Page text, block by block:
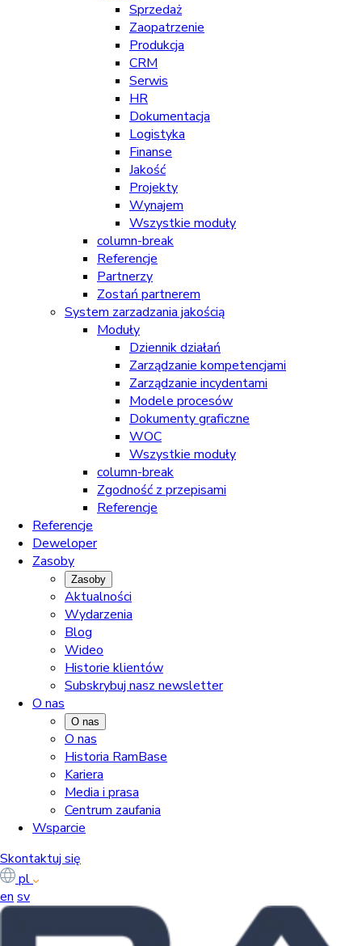
Sprzedaż
Zaopatrzenie
Produkcja
CRM
Serwis
HR
Dokumentacja
Logistyka
Finanse
Jakość
Projekty
Wynajem
Wszystkie moduły
column-break
Referencje
Partnerzy
Zostań partnerem
System zarzadzania jakością
Moduły
Dziennik działań
Zarządzanie kompetencjami
Zarządzanie incydentami
Modele procesów
Dokumenty graficzne
WOC
Wszystkie moduły
column-break
Zgodność z przepisami
Referencje
Referencje
Deweloper
Zasoby
Zasoby
Aktualności
Wydarzenia
Blog
Wideo
Historie klientów
Subskrybuj nasz newsletter
O nas
O nas
O nas
Historia RamBase
Kariera
Media i prasa
Centrum zaufania
Wsparcie
Skontaktuj się
pl
en sv